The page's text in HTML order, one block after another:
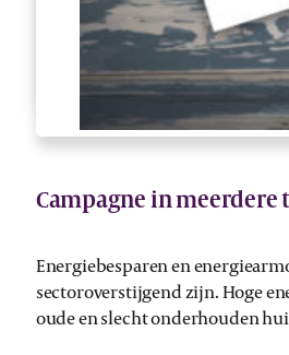
Campagne in meerdere
Energiebesparen en
sectoroverstijgend zijn. Hoge
oude en slecht onderhouden